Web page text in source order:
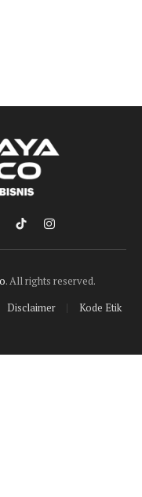
TikTokInstagram
. All rights reserved.
Disclaimer Kode Etik